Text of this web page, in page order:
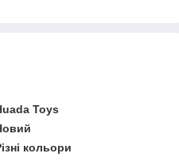
Toys
кольори